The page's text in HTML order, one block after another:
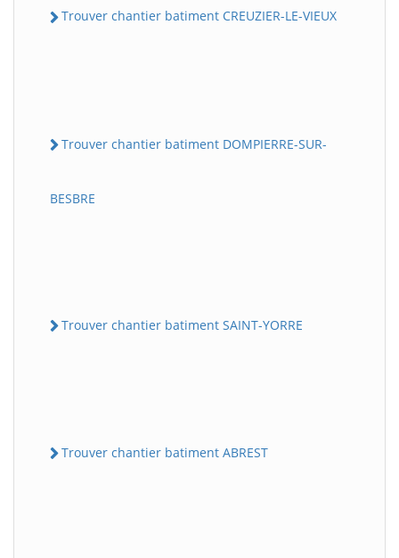
Trouver chantier batiment CREUZIER-LE-VIEUX
Trouver chantier batiment DOMPIERRE-SUR-
BESBRE
Trouver chantier batiment SAINT-YORRE
Trouver chantier batiment ABREST